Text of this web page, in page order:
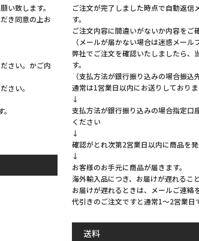
い致します。
き同意の上お
さい。かご内
さい。
ご注文が完了しました時点で自動返信
す。
ご注文内容に間違いがないか内容をご
（メールが届かない場合は迷惑メー
弊社でご注文を確認いたしましたら、
す。
（支払方法が銀行振り込みの場合振
通常は1営業日以内にお送りしており
↓
支払方法が銀行振り込みの場合指定口
ください
↓
確認がとれ次第2営業日以内に商品を
↓
お客様のお手元に商品が届きます。
海外輸入品につき、お届けが遅れるこ
お届けが遅れるときは、メールご連絡
代引きのご注文ですと通常1～2営業
送料